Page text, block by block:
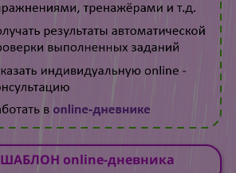
ШАБЛОН online-дневника